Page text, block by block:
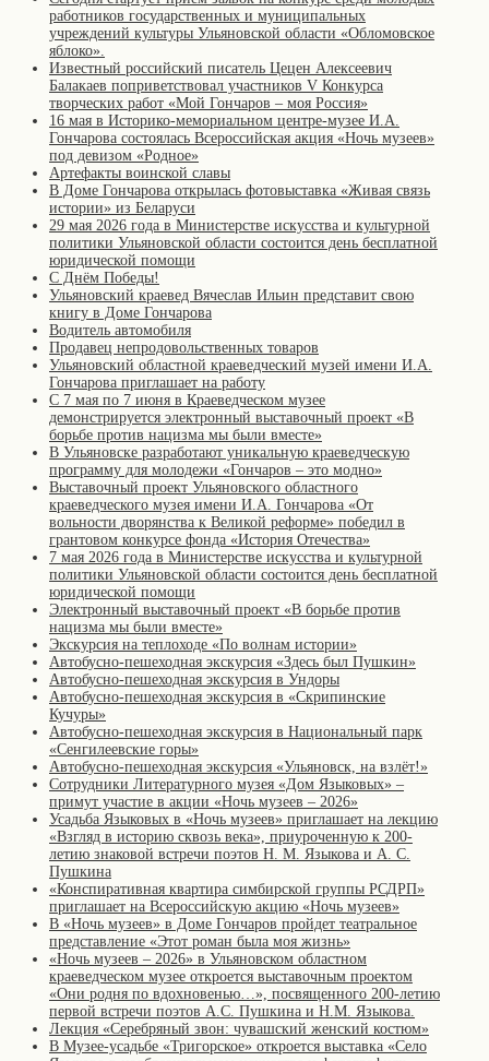
работников государственных и муниципальных
учреждений культуры Ульяновской области «Обломовское
яблоко».
Известный российский писатель Цецен Алексеевич
Балакаев поприветствовал участников V Конкурса
творческих работ «Мой Гончаров – моя Россия»
16 мая в Историко-мемориальном центре-музее И.А.
Гончарова состоялась Всероссийская акция «Ночь музеев»
под девизом «Родное»
Артефакты воинской славы
В Доме Гончарова открылась фотовыставка «Живая связь
истории» из Беларуси
29 мая 2026 года в Министерстве искусства и культурной
политики Ульяновской области состоится день бесплатной
юридической помощи
С Днём Победы!
Ульяновский краевед Вячеслав Ильин представит свою
книгу в Доме Гончарова
Водитель автомобиля
Продавец непродовольственных товаров
Ульяновский областной краеведческий музей имени И.А.
Гончарова приглашает на работу
С 7 мая по 7 июня в Краеведческом музее
демонстрируется электронный выставочный проект «В
борьбе против нацизма мы были вместе»
В Ульяновске разработают уникальную краеведческую
программу для молодежи «Гончаров – это модно»
Выставочный проект Ульяновского областного
краеведческого музея имени И.А. Гончарова «От
вольности дворянства к Великой реформе» победил в
грантовом конкурсе фонда «История Отечества»
7 мая 2026 года в Министерстве искусства и культурной
политики Ульяновской области состоится день бесплатной
юридической помощи
Электронный выставочный проект «В борьбе против
нацизма мы были вместе»
Экскурсия на теплоходе «По волнам истории»
Автобусно-пешеходная экскурсия «Здесь был Пушкин»
Автобусно-пешеходная экскурсия в Ундоры
Автобусно-пешеходная экскурсия в «Скрипинские
Кучуры»
Автобусно-пешеходная экскурсия в Национальный парк
«Сенгилеевские горы»
Автобусно-пешеходная экскурсия «Ульяновск, на взлёт!»
Сотрудники Литературного музея «Дом Языковых» –
примут участие в акции «Ночь музеев – 2026»
Усадьба Языковых в «Ночь музеев» приглашает на лекцию
«Взгляд в историю сквозь века», приуроченную к 200-
летию знаковой встречи поэтов Н. М. Языкова и А. С.
Пушкина
«Конспиративная квартира симбирской группы РСДРП»
приглашает на Всероссийскую акцию «Ночь музеев»
В «Ночь музеев» в Доме Гончаров пройдет театральное
представление «Этот роман была моя жизнь»
«Ночь музеев – 2026» в Ульяновском областном
краеведческом музее откроется выставочным проектом
«Они родня по вдохновенью…», посвященного 200-летию
первой встречи поэтов А.С. Пушкина и Н.М. Языкова.
Лекция «Серебряный звон: чувашский женский костюм»
В Музее-усадьбе «Тригорское» откроется выставка «Село